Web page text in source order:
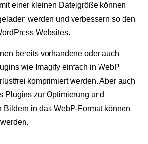
einer kleinen Dateigröße können
werden und verbessern so den
Websites.
bereits vorhandene oder auch
wie Imagify einfach in WebP
komprimiert werden. Aber auch
Plugins zur Optimierung und
Bildern in das WebP-Format können